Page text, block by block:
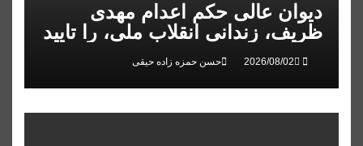
دیوان عالی حکم اعدام مهدی
ظریف، زندانی انقلاب ملی، را تایید
کرد
حسن حمزه زاده حیقی